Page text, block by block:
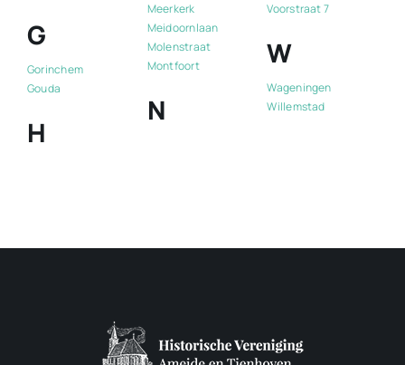
G
Gorinchem
Gouda
H
Meerkerk
Meidoornlaan
Molenstraat
Montfoort
N
Voorstraat 7
W
Wageningen
Willemstad